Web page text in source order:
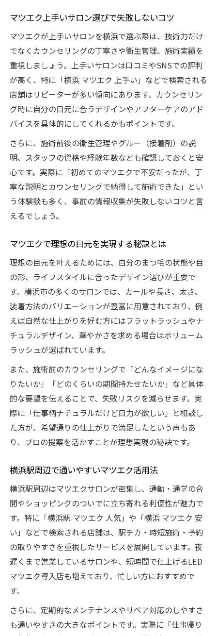
初めてなら知りたいマツエク施術の流れ
初めてのマツエク体験に安心な流れを解説
マツエク施術前のカウンセリング重要ポイ
ント
人気マツエクサロンの施術工程をチェック
横浜で受けられるマツエク施術ステップ紹
介
マツエクLEDや最新施術の流れも徹底解説
LED対応など注目のマツエク技術を徹底比較
LEDマツエクの特徴と従来施術の違いを比
較
横浜で選べる最新マツエク技術のメリット
説
上大岡や戸塚で受けられる技術比較ガイド
LED対応マツエクで時短と美しさを実現
横浜で時短も実現する賢いマツエク活用法
マツエクで叶える横浜発の時短美容テクニ
ック
人気マツエクサロンの時短施術利用術
LEDマツエクで時短と仕上がりの両立法
横浜駅近で効率よく通えるマツエク活用法
安いだけじゃない時短重視のサロン選びコ
ツ
マツエク上手いサロン選びで失敗しないコツ
マツエクが上手いサロンを横浜で選ぶ際は、技術力だけ
でなくカウンセリングの丁寧さや衛生管理、施術実績を
重視しましょう。上手いサロンは口コミやSNSでの評判
が高く、特に「横浜 マツエク 上手い」などで検索される
店舗はリピーターが多い傾向にあります。カウンセリン
グ時に自分の目元に合うデザインやアフターケアのアド
バイスを具体的にしてくれるかもポイントです。
さらに、施術前後の衛生管理やグルー（接着剤）の説
明、スタッフの資格や経験年数なども確認しておくと安
心です。実際に「初めてのマツエクで不安だったが、丁
寧な説明とカウンセリングで納得して施術できた」とい
う体験談も多く、事前の情報収集が失敗しないコツと言
えるでしょう。
マツエクで理想の目元を実現する秘訣とは
理想の目元を叶えるためには、自分のまつ毛の状態や目
の形、ライフスタイルに合ったデザイン選びが重要で
す。横浜市の多くのサロンでは、カールや長さ、太さ、
装着方法のバリエーションが豊富に用意されており、例
えば自然な仕上がりを好む方にはフラットラッシュやナ
チュラルデザイン、華やかさを求める場合はボリューム
ラッシュが選ばれています。
また、施術前のカウンセリングで「どんなイメージにな
りたいか」「どのくらいの期間持たせたいか」など具体
的な要望を伝えることで、失敗リスクを減らせます。実
際に「仕事柄ナチュラルだけど目力が欲しい」と相談し
た方が、希望通りの仕上がりで満足したという声もあ
り、プロの提案を活かすことが理想実現の秘訣です。
横浜駅周辺で通いやすいマツエク活用法
横浜駅周辺はマツエクサロンが密集し、通勤・通学の合
間やショッピングのついでに立ち寄れる利便性が魅力で
す。特に「横浜駅 マツエク 人気」や「横浜 マツエク 安
い」などで検索される店舗は、駅チカ・時短施術・予約
の取りやすさを重視したサービスを展開しています。夜
遅くまで営業しているサロンや、短時間で仕上げるLED
マツエク導入店も増えており、忙しい方におすすめで
す。
さらに、定期的なメンテナンスやリペア対応のしやすさ
も通いやすさの大きなポイントです。実際に「仕事帰り